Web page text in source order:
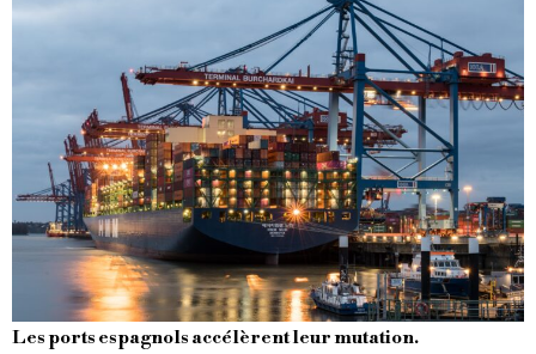
Les ports espagnols accélèrent leur mutation.